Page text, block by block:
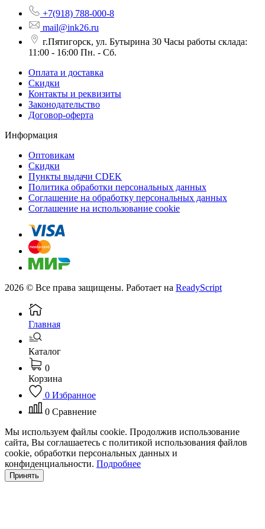
+7(918) 788-000-8
mail@ink26.ru
г.Пятигорск, ул. Бутырина 30 Часы работы склада:
11:00 - 16:00 Пн. - Сб.
Оплата и доставка
Скидки
Контакты и реквизиты
Законодательство
Договор-оферта
Информация
Оптовикам
Скидки
Пункты выдачи CDEK
Политика обработки персональных данных
Соглашение на обработку персональных данных
Соглашение на использование cookie
2026 © Все права защищены. Работает на ReadyScript
Главная
Каталог
0
Корзина
0 Избранное
0 Сравнение
Мы используем файлы cookie. Продолжив использование
сайта, Вы соглашаетесь с политикой использования файлов
cookie, обработки персональных данных и
конфиденциальности. Подробнее
Принять